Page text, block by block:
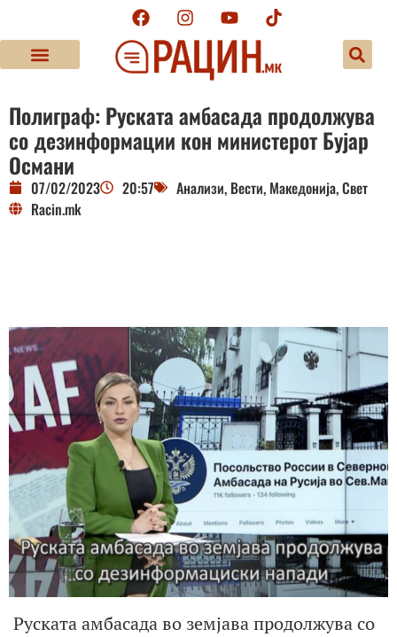
Полиграф: Руската амбасада продолжува
со дезинформации кон министерот Бујар
Османи
07/02/2023 20:57 Анализи, Вести, Македонија,Свет
Racin.mk
Руската амбасада во земјава продолжува со